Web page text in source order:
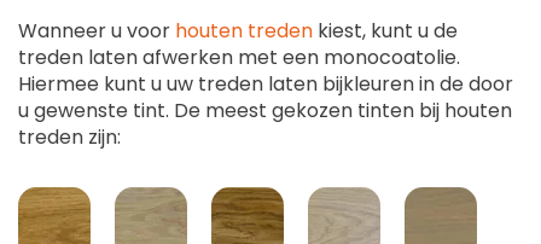
Wanneer u voor houten treden kiest, kunt u de
treden laten afwerken met een monocoatolie.
Hiermee kunt u uw treden laten bijkleuren in de door
u gewenste tint. De meest gekozen tinten bij houten
treden zijn: